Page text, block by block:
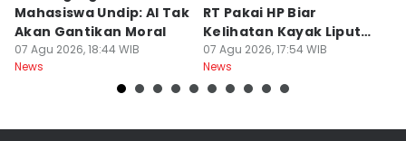
Mahasiswa Undip: AI Tak
Akan Gantikan Moral
07 Agu 2026, 18:44 WIB
News
RT Pakai HP Biar
Kelihatan Kayak Liputan
Festival Nasional
07 Agu 2026, 17:54 WIB
News